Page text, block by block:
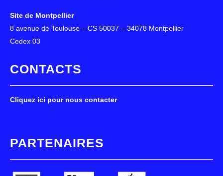
Site de Montpellier
8 avenue de Toulouse – CS 50037 – 34078 Montpellier
Cedex 03
CONTACTS
Cliquez ici pour nous contacter
PARTENAIRES